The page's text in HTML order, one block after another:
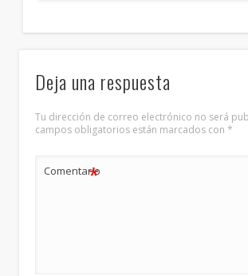
Deja una respuesta
Tu dirección de correo electrónico no será
campos obligatorios están marcados con*
Comentario
*